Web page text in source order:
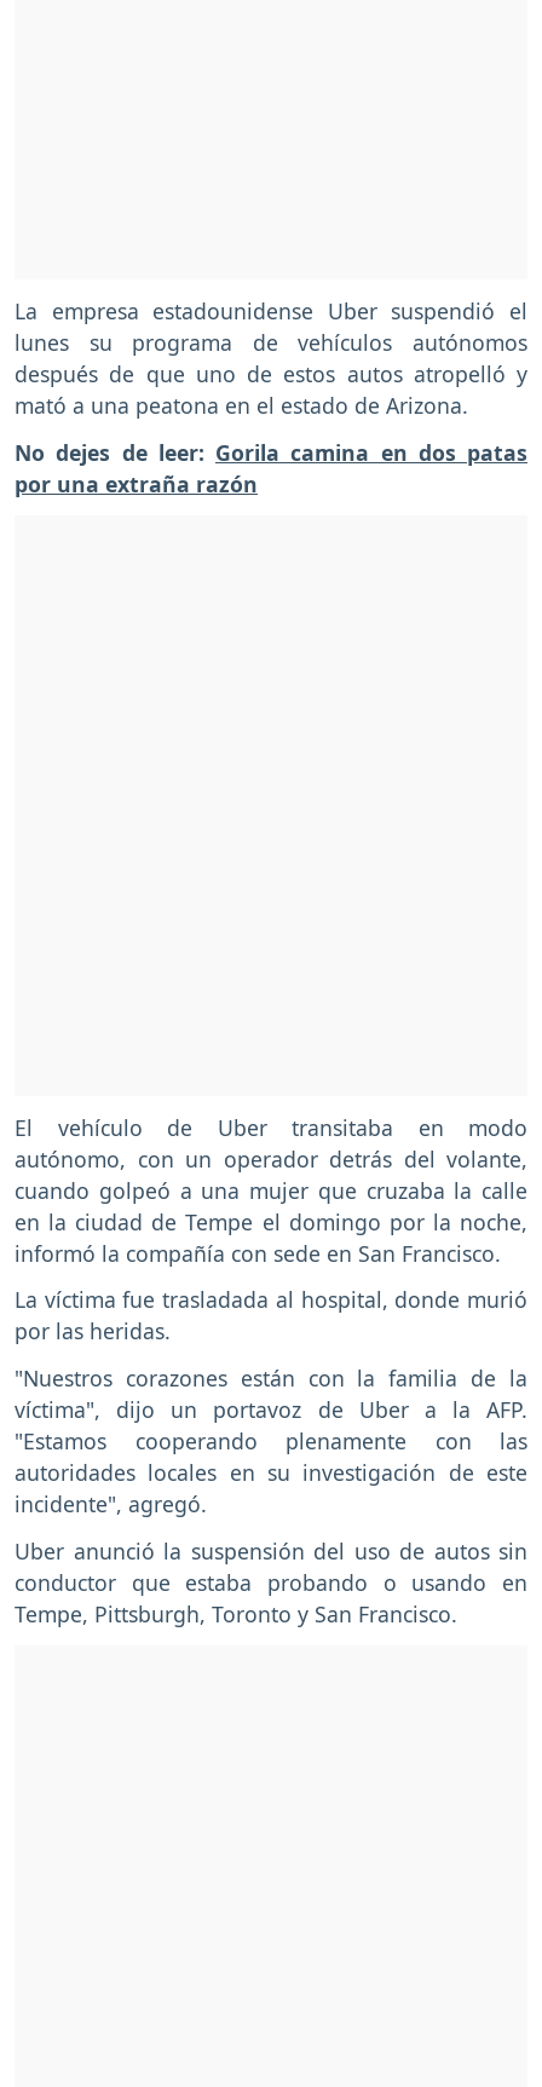
La empresa estadounidense Uber suspendió el
lunes su programa de vehículos autónomos
después de que uno de estos autos atropelló y
mató a una peatona en el estado de Arizona.
No dejes de leer: Gorila camina en dos patas
por una extraña razón
El vehículo de Uber transitaba en modo
autónomo, con un operador detrás del volante,
cuando golpeó a una mujer que cruzaba la calle
en la ciudad de Tempe el domingo por la noche,
informó la compañía con sede en San Francisco.
La víctima fue trasladada al hospital, donde murió
por las heridas.
"Nuestros corazones están con la familia de la
víctima", dijo un portavoz de Uber a la AFP.
"Estamos cooperando plenamente con las
autoridades locales en su investigación de este
incidente", agregó.
Uber anunció la suspensión del uso de autos sin
conductor que estaba probando o usando en
Tempe, Pittsburgh, Toronto y San Francisco.